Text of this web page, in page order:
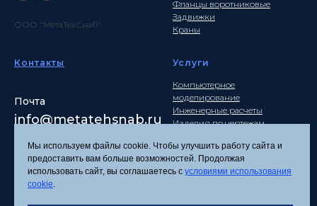
ООО "МетаТехСнаб"
Фланцы воротниковые
Задвижки
Краны
Контакты
Почта
info@metatehsnab.ru
Услуги
Компьютерное
моделирование
Инженерные расчеты
Изделия по чертежам
Политика
Мы используем файлы cookie. Чтобы улучшить работу сайта и
предоставить вам больше возможностей. Продолжая
использовать сайт, вы соглашаетесь с условиями использования
cookie.